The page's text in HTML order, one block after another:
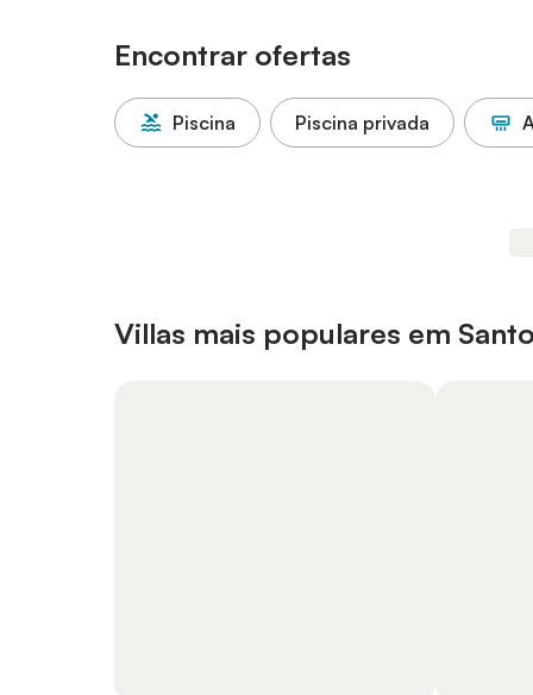
Encontrar ofertas
Piscina Piscina privada
Villas mais populares em